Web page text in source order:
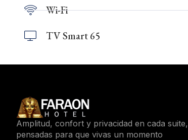
Wi-Fi
TV Smart 65
Amplitud, confort y privacidad en cada suite,
pensadas para que vivas un momento